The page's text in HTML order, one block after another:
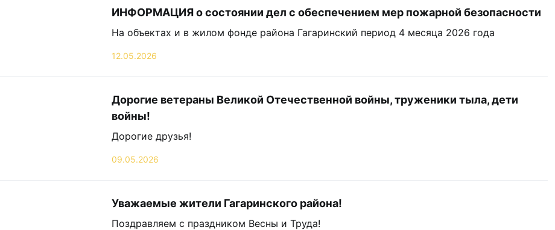
ИНФОРМАЦИЯ о состоянии дел с обеспечением мер пожарной безопасности
На объектах и в жилом фонде района Гагаринский период 4 месяца 2026 года
12.05.2026
Дорогие ветераны Великой Отечественной войны, труженики тыла, дети
войны!
Дорогие друзья!
09.05.2026
Уважаемые жители Гагаринского района!
Поздравляем с праздником Весны и Труда!